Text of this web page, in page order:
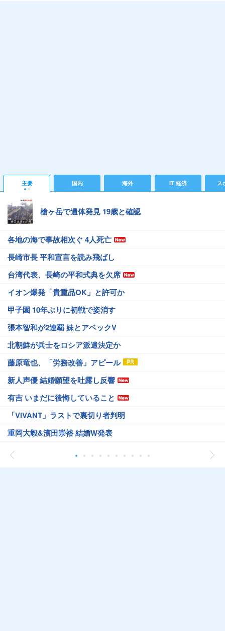
主要 国内 海外 IT 経済 ス
槍ヶ岳で遺体発見 19歳と確認
各地の海で事故相次ぐ 4人死亡
長崎市長 平和宣言を読み飛ばし
台湾代表、長崎の平和式典を欠席
イオン爆発「貴重品OK」と許可か
甲子園 10年ぶりに初戦で姿消す
張本智和が2連覇 妹とアベックV
北朝鮮が兵士をロシア派遣決定か
藤原竜也、「労務改善」アピール
新人声優 結婚願望を吐露し反響
有吉 いまだに後悔していること
「VIVANT」ラストで裏切り者判明
重岡大毅&濱田崇裕 結婚W発表